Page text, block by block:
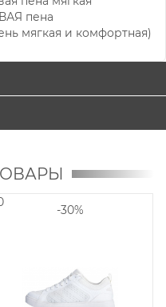
пена
мягкая и комфортная)
-30%